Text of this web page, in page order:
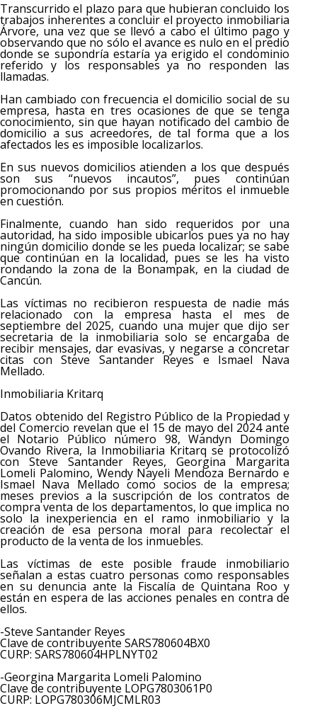
Transcurrido el plazo para que hubieran concluido los
trabajos inherentes a concluir el proyecto inmobiliaria
Árvore, una vez que se llevó a cabo el último pago y
observando que no sólo el avance es nulo en el predio
donde se supondría estaría ya erigido el condominio
referido y los responsables ya no responden las
llamadas.
Han cambiado con frecuencia el domicilio social de su
empresa, hasta en tres ocasiones de que se tenga
conocimiento, sin que hayan notificado del cambio de
domicilio a sus acreedores, de tal forma que a los
afectados les es imposible localizarlos.
En sus nuevos domicilios atienden a los que después
son sus “nuevos incautos”, pues continúan
promocionando por sus propios méritos el inmueble
en cuestión.
Finalmente, cuando han sido requeridos por una
autoridad, ha sido imposible ubicarlos pues ya no hay
ningún domicilio donde se les pueda localizar; se sabe
que continúan en la localidad, pues se les ha visto
rondando la zona de la Bonampak, en la ciudad de
Cancún.
Las víctimas no recibieron respuesta de nadie más
relacionado con la empresa hasta el mes de
septiembre del 2025, cuando una mujer que dijo ser
secretaria de la inmobiliaria solo se encargaba de
recibir mensajes, dar evasivas, y negarse a concretar
citas con Steve Santander Reyes e Ismael Nava
Mellado.
Inmobiliaria Kritarq
Datos obtenido del Registro Público de la Propiedad y
del Comercio revelan que el 15 de mayo del 2024 ante
el Notario Público número 98, Wandyn Domingo
Ovando Rivera, la Inmobiliaria Kritarq se protocolizó
con Steve Santander Reyes, Georgina Margarita
Lomeli Palomino, Wendy Nayeli Mendoza Bernardo e
Ismael Nava Mellado como socios de la empresa;
meses previos a la suscripción de los contratos de
compra venta de los departamentos, lo que implica no
solo la inexperiencia en el ramo inmobiliario y la
creación de esa persona moral para recolectar el
producto de la venta de los inmuebles.
Las víctimas de este posible fraude inmobiliario
señalan a estas cuatro personas como responsables
en su denuncia ante la Fiscalía de Quintana Roo y
están en espera de las acciones penales en contra de
ellos.
-Steve Santander Reyes
Clave de contribuyente SARS780604BX0
CURP: SARS780604HPLNYT02
-Georgina Margarita Lomeli Palomino
Clave de contribuyente LOPG7803061P0
CURP: LOPG780306MJCMLR03